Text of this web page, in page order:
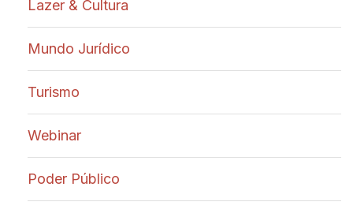
Lazer & Cultura
Mundo Jurídico
Turismo
Webinar
Poder Público